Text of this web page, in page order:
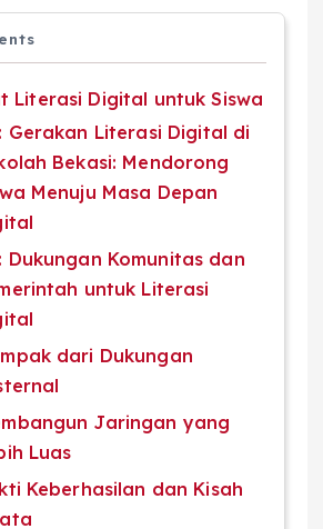
Literasi Digital untuk Siswa
Gerakan Literasi Digital di
Bekasi: Mendorong
Menuju Masa Depan
Dukungan Komunitas dan
untuk Literasi
dari Dukungan
Jaringan yang
Luas
Keberhasilan dan Kisah